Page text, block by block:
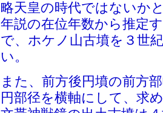
略天皇の時代ではないか
年説の在位年数から推定
で、ホケノ山古墳を３世
い。
また、前方後円墳の前方
円部径を横軸にして、求